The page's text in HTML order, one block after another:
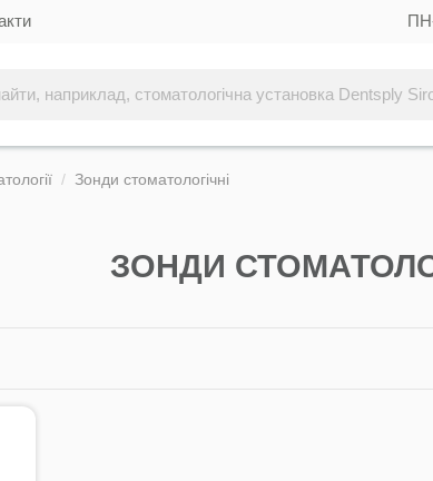
Зонди стоматологічні
ЗОНДИ